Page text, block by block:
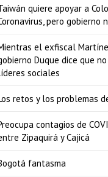
n
a
r
i
m
quiere apoyar a
pero gobierno
el exfiscal
Duque dice que
sociales
retos y los problemas
contagios de
Zipaquirá y Cajicá
fantasma